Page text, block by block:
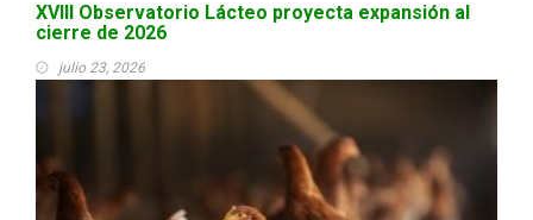
XVIII Observatorio Lácteo proyecta expansión al
cierre de 2026
julio 23, 2026